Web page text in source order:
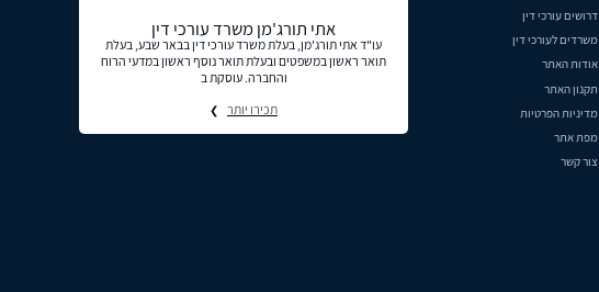
דרושים עורכי דין
משרדים לעורכי דין
אודות האתר
תקנון האתר
מדיניות הפרטיות
מפת אתר
צור קשר
אתי תורג'מן משרד עורכי דין
עו"ד אתי תורג'מן, בעלת משרד עורכי דין בבאר שבע, בעלת
תואר ראשון במשפטים ובעלת תואר נוסף ראשון במדעי הרוח
והחברה. עוסקת ב
תכירו יותר